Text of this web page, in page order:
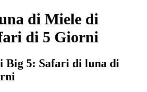
di Miele di
di 5 Giorni
Big 5: Safari di luna di